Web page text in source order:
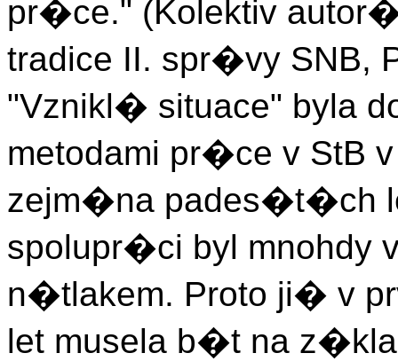
pr�ce." (Kolektiv
tradice II. spr�vy SNB,
"Vznikl� situace" byla
metodami pr�ce v
zejm�na pades�t�ch
spolupr�ci byl
n�tlakem. Proto ji� v
let musela b�t na